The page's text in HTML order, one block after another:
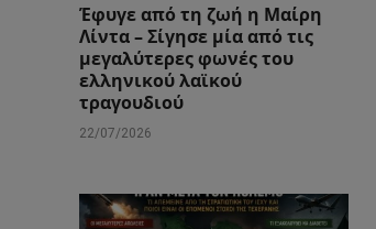
Έφυγε από τη ζωή η Μαίρη
Λίντα – Σίγησε μία από τις
μεγαλύτερες φωνές του
ελληνικού λαϊκού
τραγουδιού
22/07/2026